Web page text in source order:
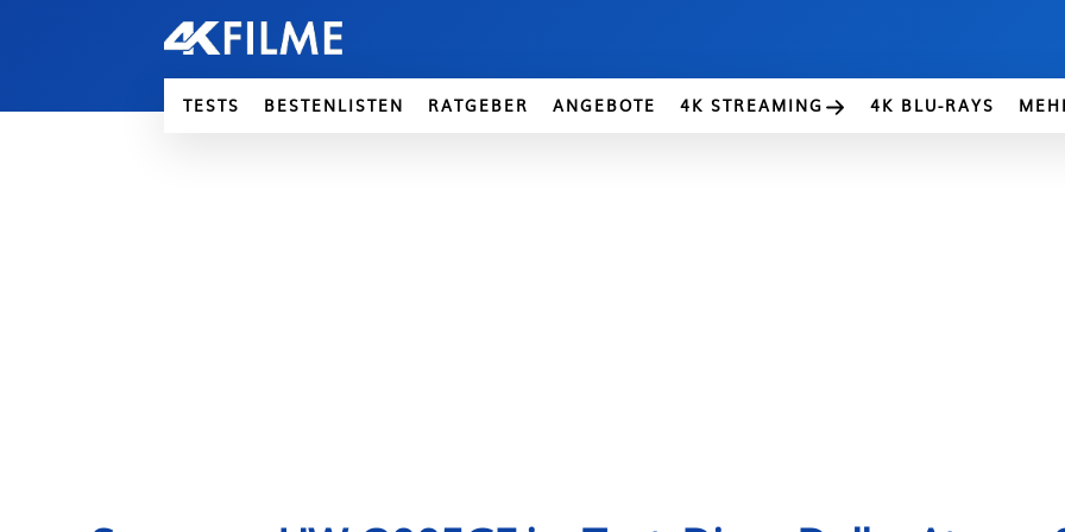
TESTS BESTENLISTEN RATGEBER ANGEBOTE 4K STREAMING 4K BLU-RAYS